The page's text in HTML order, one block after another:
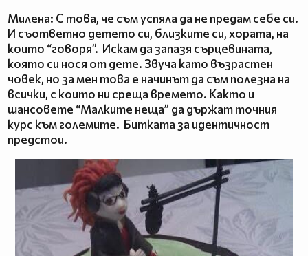
Милена: С това, че съм успяла да не предам себе си.
И съответно детето си, близките си, хората, на
които “говоря”. Искам да запазя сърцевината,
която си нося от дете. Звуча като възрастен
човек, но за мен това е начинът да съм полезна на
всички, с които ни среща времето. Както и
шансовете “Малките неща” да държат точния
курс към големите. Битката за идентичност
предстои.